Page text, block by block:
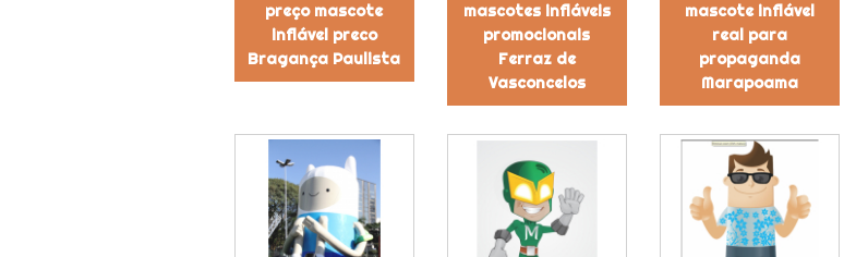
preço mascote
inflável preco
Bragança Paulista
mascotes infláveis
promocionais
Ferraz de
Vasconcelos
mascote inflável
real para
propaganda
Marapoama